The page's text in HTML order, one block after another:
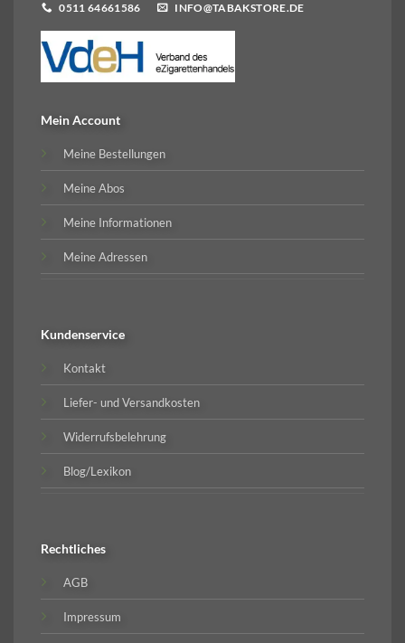
0511 64661586 INFO@TABAKSTORE.DE
Mein Account
Meine Bestellungen
Meine Abos
Meine Informationen
Meine Adressen
Kundenservice
Kontakt
Liefer- und Versandkosten
Widerrufsbelehrung
Blog/Lexikon
Rechtliches
AGB
Impressum